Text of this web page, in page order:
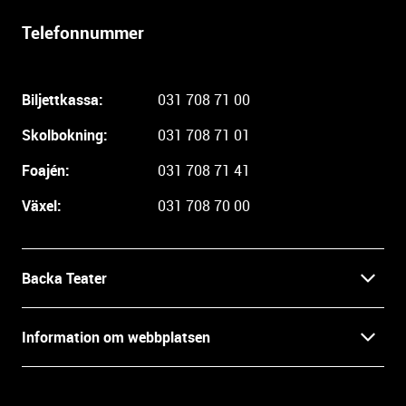
Telefonnummer
Biljettkassa:
031 708 71 00
Skolbokning:
031 708 71 01
Foajén:
031 708 71 41
Växel:
031 708 70 00
Backa Teater
Press
Information om webbplatsen